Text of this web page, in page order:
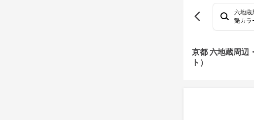
六地蔵
艶カラ
京都 六地蔵周辺
ト）